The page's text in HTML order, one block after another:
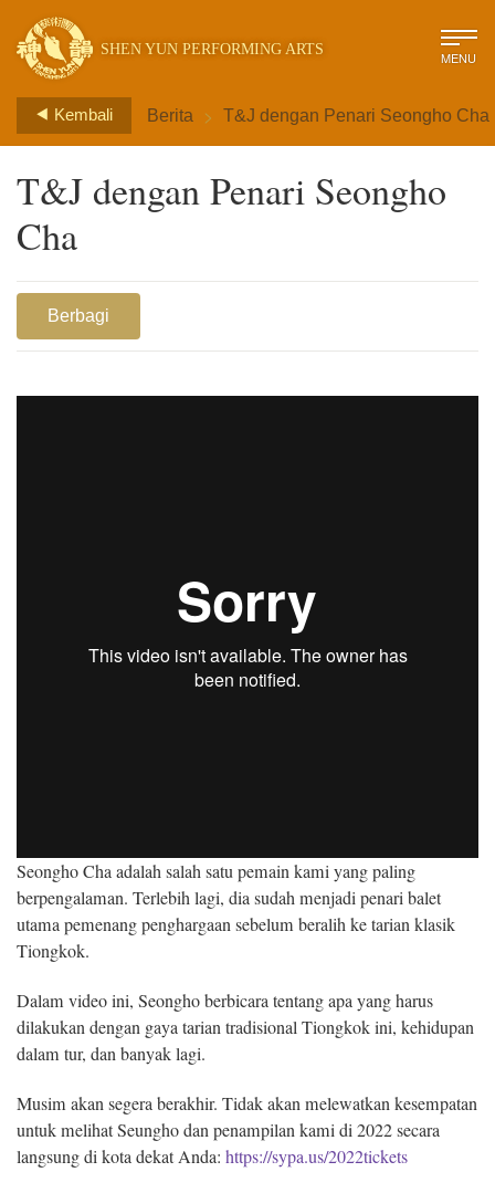
SHEN YUN PERFORMING ARTS MENU
Kembali Berita > T&J dengan Penari Seongho Cha
T&J dengan Penari Seongho
Cha
Berbagi
Seongho Cha adalah salah satu pemain kami yang paling
berpengalaman. Terlebih lagi, dia sudah menjadi penari balet
utama pemenang penghargaan sebelum beralih ke tarian klasik
Tiongkok.
Dalam video ini, Seongho berbicara tentang apa yang harus
dilakukan dengan gaya tarian tradisional Tiongkok ini, kehidupan
dalam tur, dan banyak lagi.
Musim akan segera berakhir. Tidak akan melewatkan kesempatan
untuk melihat Seungho dan penampilan kami di 2022 secara
langsung di kota dekat Anda: https://sypa.us/2022tickets